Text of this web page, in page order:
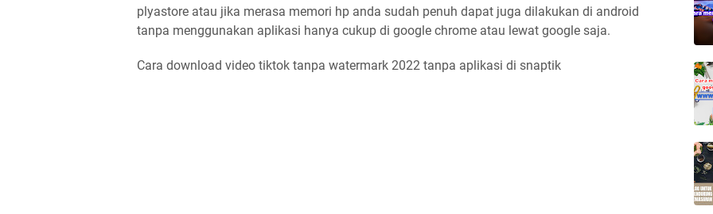
plyastore atau jika merasa memori hp anda sudah penuh dapat juga dilakukan di android
tanpa menggunakan aplikasi hanya cukup di google chrome atau lewat google saja.
Cara download video tiktok tanpa watermark 2022 tanpa aplikasi di snaptik